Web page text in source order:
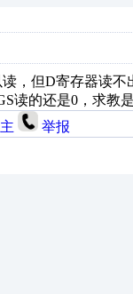
，但D寄存器读
读的还是0，求教
举报